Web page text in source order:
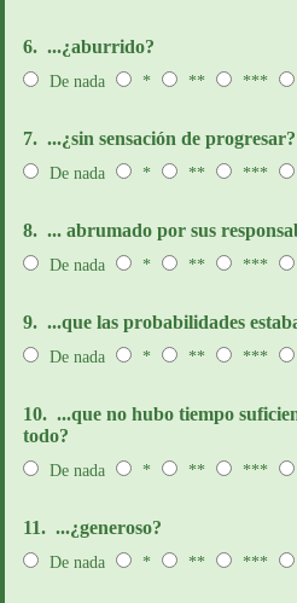
6. ...¿aburrido?
De nada * ** ***
7. ...¿sin sensación de progresar?
De nada * ** ***
8. ... abrumado por sus
De nada * ** ***
9. ...que las probabilidades
De nada * ** ***
10. ...que no hubo tiempo
todo?
De nada * ** ***
11. ...¿generoso?
De nada * ** ***